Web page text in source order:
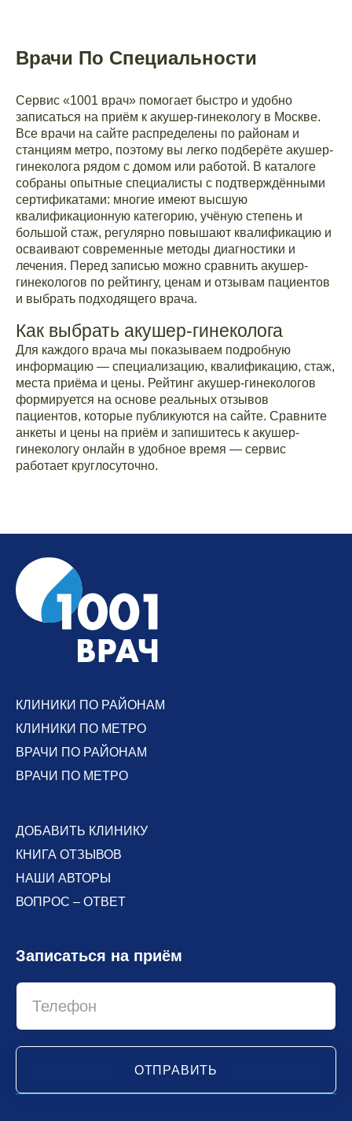
Врачи По Специальности
Сервис «1001 врач» помогает быстро и удобно
записаться на приём к акушер-гинекологу в Москве.
Все врачи на сайте распределены по районам и
станциям метро, поэтому вы легко подберёте акушер-
гинеколога рядом с домом или работой. В каталоге
собраны опытные специалисты с подтверждёнными
сертификатами: многие имеют высшую
квалификационную категорию, учёную степень и
большой стаж, регулярно повышают квалификацию и
осваивают современные методы диагностики и
лечения. Перед записью можно сравнить акушер-
гинекологов по рейтингу, ценам и отзывам пациентов
и выбрать подходящего врача.
Как выбрать акушер-гинеколога
Для каждого врача мы показываем подробную
информацию — специализацию, квалификацию, стаж,
места приёма и цены. Рейтинг акушер-гинекологов
формируется на основе реальных отзывов
пациентов, которые публикуются на сайте. Сравните
анкеты и цены на приём и запишитесь к акушер-
гинекологу онлайн в удобное время — сервис
работает круглосуточно.
КЛИНИКИ ПО РАЙОНАМ
КЛИНИКИ ПО МЕТРО
ВРАЧИ ПО РАЙОНАМ
ВРАЧИ ПО МЕТРО
ДОБАВИТЬ КЛИНИКУ
КНИГА ОТЗЫВОВ
НАШИ АВТОРЫ
ВОПРОС – ОТВЕТ
Записаться на приём
ОТПРАВИТЬ